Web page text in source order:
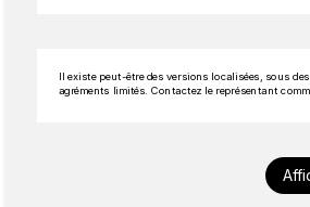
Il existe peut-être des versions localisées, sous
agréments limités. Contactez le représentant